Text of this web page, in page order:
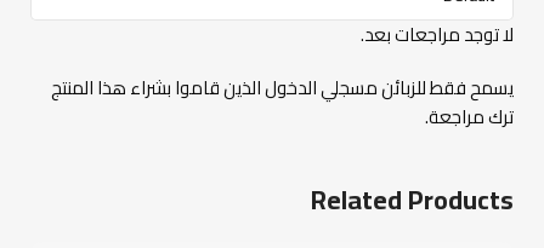
لا توجد مراجعات بعد.
يسمح فقط للزبائن مسجلي الدخول الذين قاموا بشراء هذا المنتج
ترك مراجعة.
Related Products